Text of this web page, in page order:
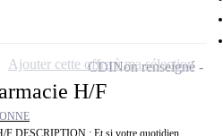
H/F
F DESCRIPTION : Et si votre quotidien
CDINon renseigné
Ajouter cette offre à ma sélection